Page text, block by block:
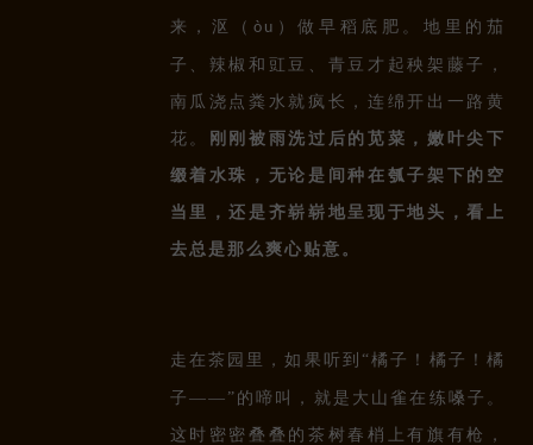
来，沤（òu ）做早稻底肥。地里的茄
子、辣椒和豇豆、青豆才起秧架藤子，
南瓜浇点粪水就疯长，连绵开出一路黄
花。 刚刚被雨洗过后的苋菜，嫩叶尖下
缀着水珠，无论是间种在瓠子架下的空
当里，还是齐崭崭地呈现于地头，看上
去总是那么爽心贴意。
走在茶园里，如果听到“橘子 ！ 橘子！橘
子——”的啼叫，就是大山雀在练嗓子。
这时密密叠叠的茶树春梢上有旗有枪，